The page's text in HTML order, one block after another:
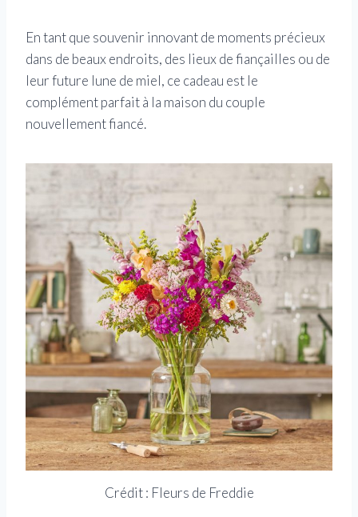
En tant que souvenir innovant de moments précieux
dans de beaux endroits, des lieux de fiançailles ou de
leur future lune de miel, ce cadeau est le
complément parfait à la maison du couple
nouvellement fiancé.
Crédit : Fleurs de Freddie